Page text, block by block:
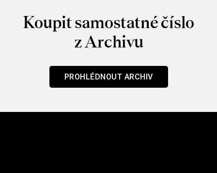
Koupit samostatné číslo
z Archivu
PROHLÉDNOUT ARCHIV